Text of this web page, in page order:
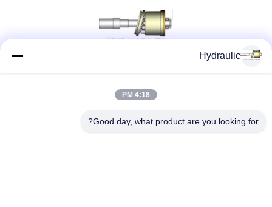
Hydraulic
4:18 PM
Good day, what product are you looking for?